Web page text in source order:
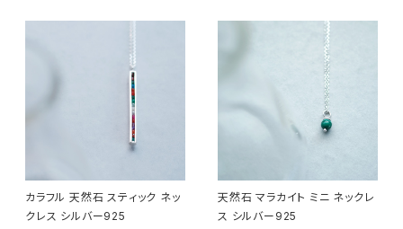
カラフル 天然石 スティック ネッ
クレス シルバー925
天然石 マラカイト ミニ ネックレ
ス シルバー925